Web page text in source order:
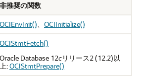
非推奨の関数
OCIEnvInit()、 OCIInitialize()
OCIStmtFetch()
Oracle Database 12cリリース2 (12.2)以
上:OCIStmtPrepare()